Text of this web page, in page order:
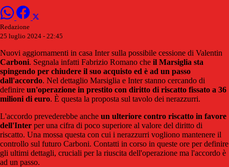
Redazione
25 luglio 2024 - 22:45
Nuovi aggiornamenti in casa Inter sulla possibile cessione di Valentin
Carboni. Segnala infatti Fabrizio Romano che il Marsiglia sta
spingendo per chiudere il suo acquisto ed è ad un passo
dall'accordo. Nel dettaglio Marsiglia e Inter stanno cercando di
definire un'operazione in prestito con diritto di riscatto fissato a 36
milioni di euro. È questa la proposta sul tavolo dei nerazzurri.
L'accordo prevederebbe anche un ulteriore contro riscatto in favore
dell'Inter per una cifra di poco superiore al valore del diritto di
riscatto. Una mossa questa con cui i nerazzurri vogliono mantenere il
controllo sul futuro Carboni. Contatti in corso in queste ore per definire
gli ultimi dettagli, cruciali per la riuscita dell'operazione ma l'accordo è
ad un passo.